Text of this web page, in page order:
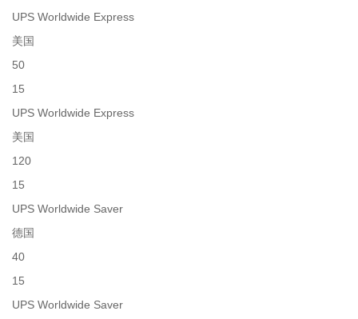
UPS Worldwide Express
美国
50
15
UPS Worldwide Express
美国
120
15
UPS Worldwide Saver
德国
40
15
UPS Worldwide Saver